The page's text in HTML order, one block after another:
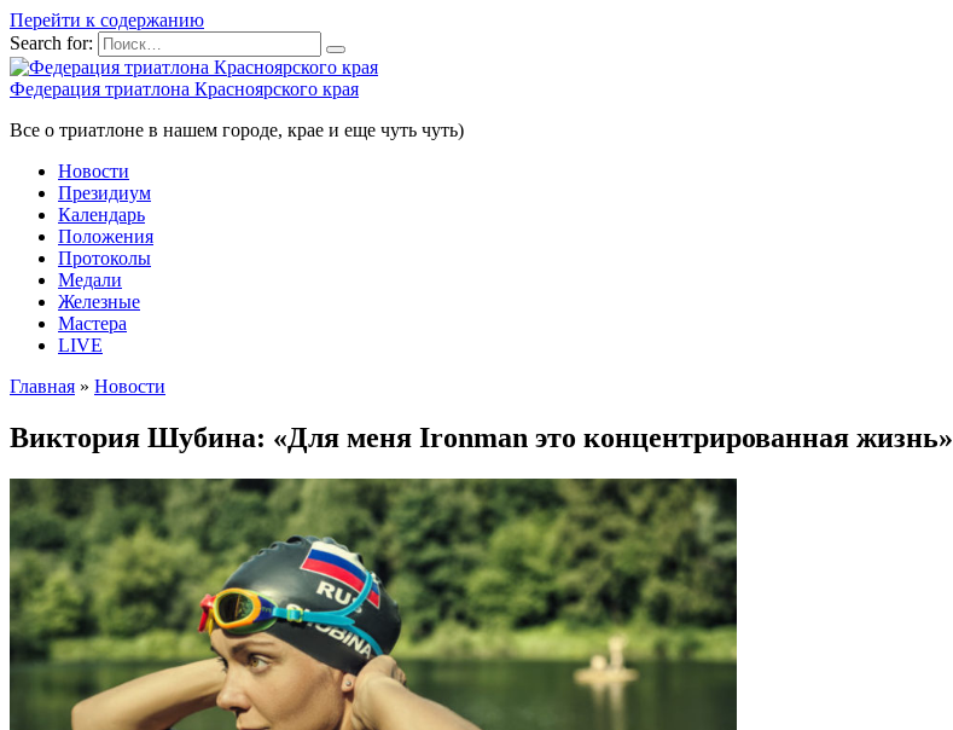
Перейти к содержанию
Search for:
Федерация триатлона Красноярского края
Все о триатлоне в нашем городе, крае и еще чуть чуть)
Новости
Президиум
Календарь
Положения
Протоколы
Медали
Железные
Мастера
LIVE
Главная » Новости
Виктория Шубина: «Для меня Ironman это концентрированная жизнь»